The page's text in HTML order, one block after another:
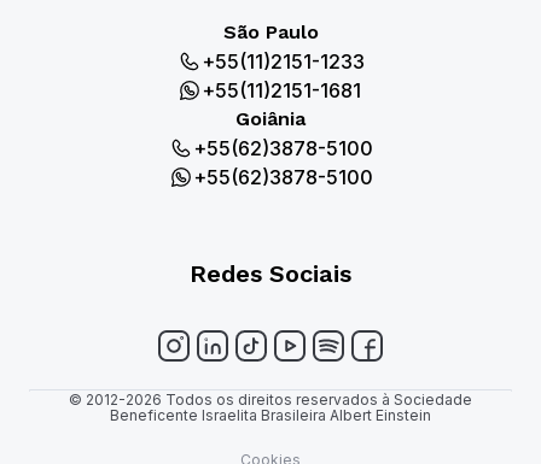
São Paulo
+55(11)2151-1233
+55(11)2151-1681
Goiânia
+55(62)3878-5100
+55(62)3878-5100
Redes Sociais
© 2012-2026 Todos os direitos reservados à Sociedade
Beneficente Israelita Brasileira Albert Einstein
Cookies